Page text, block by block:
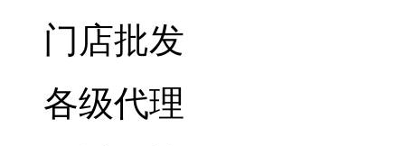
门店批发
各级代理